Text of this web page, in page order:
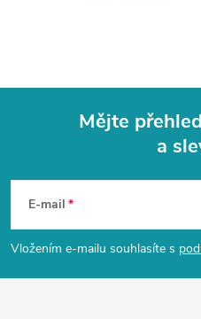
p
a
Mějte
a
E-mail
Vložením e-mailu souhlasíte s